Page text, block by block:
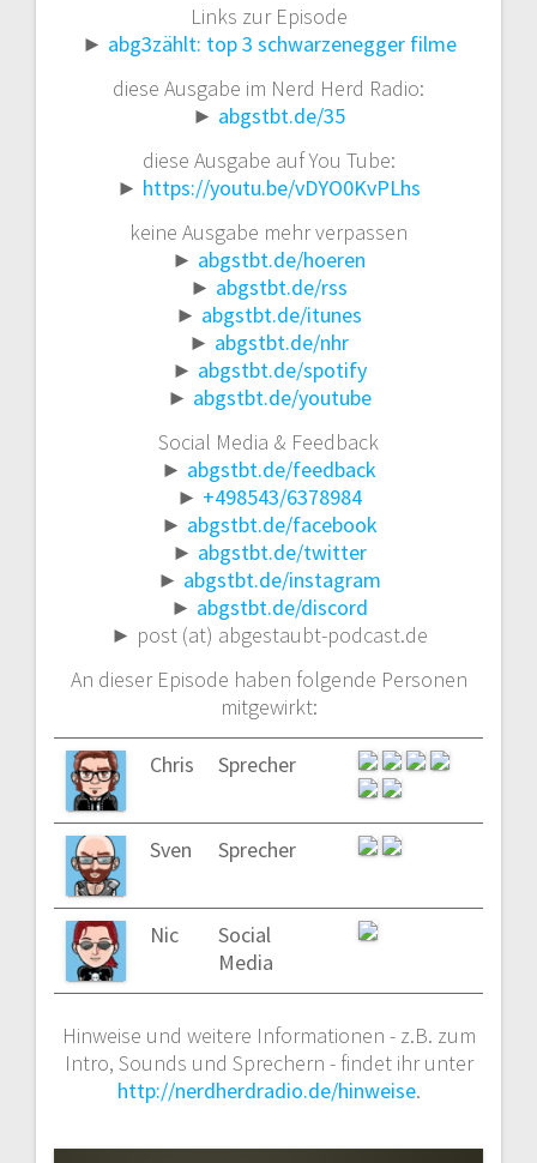
Links zur Episode
► abg3zählt: top 3 schwarzenegger filme
diese Ausgabe im Nerd Herd Radio:
► abgstbt.de/35
diese Ausgabe auf You Tube:
► https://youtu.be/vDYO0KvPLhs
keine Ausgabe mehr verpassen
► abgstbt.de/hoeren
► abgstbt.de/rss
► abgstbt.de/itunes
► abgstbt.de/nhr
► abgstbt.de/spotify
► abgstbt.de/youtube
Social Media & Feedback
► abgstbt.de/feedback
► +498543/6378984
► abgstbt.de/facebook
► abgstbt.de/twitter
► abgstbt.de/instagram
► abgstbt.de/discord
► post (at) abgestaubt-podcast.de
An dieser Episode haben folgende Personen
mitgewirkt:
Chris Sprecher
Sven Sprecher
Nic
Social
Media
Hinweise und weitere Informationen - z.B. zum
Intro, Sounds und Sprechern - findet ihr unter
http://nerdherdradio.de/hinweise.